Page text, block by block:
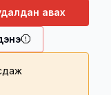
авах
дүнтэй